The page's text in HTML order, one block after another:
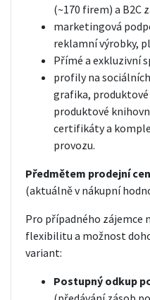
(~170 firem) a B2C
marketingová
reklamní výrobky,
Přímé a exkluzivní
profily na
grafika,
produktové
certifikáty a
provozu.
Předmětem prodejní
(aktuálně v nákupní
Pro případného zájemce
flexibilitu a možnost
variant:
Postupný odkup